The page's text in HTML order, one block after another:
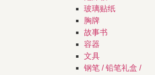
玻璃贴纸
胸牌
故事书
容器
文具
钢笔 / 铅笔礼盒 /